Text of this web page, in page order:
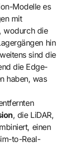
Modelle es
mit
wodurch die
hin
sind die
die Edge-
haben, was
, die LiDAR,
einen
to-Real-